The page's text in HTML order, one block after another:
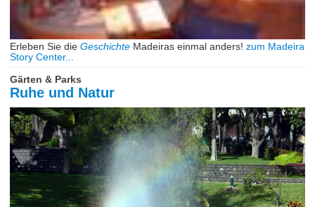
Erleben Sie die Geschichte Madeiras einmal anders! zum Madeira
Story Center...
Gärten & Parks
Ruhe und Natur